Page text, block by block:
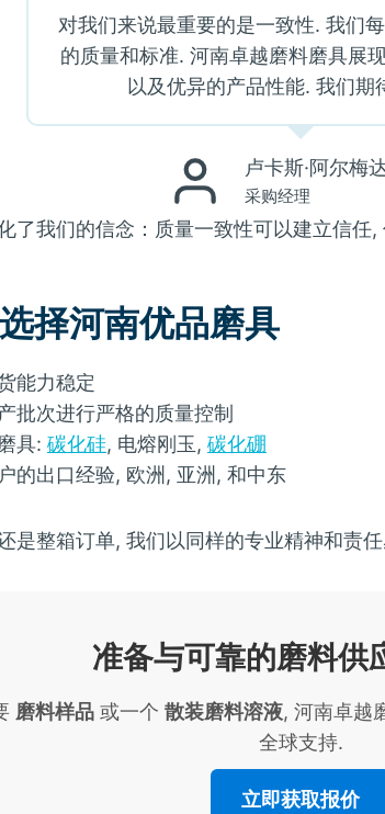
对我们来说最重要的是一致性. 我们
的质量和标准. 河南卓越磨料磨具展
以及优异的产品性能. 我们期
卢卡斯·阿尔梅
采购经理
了我们的信念：质量一致性可以建立信任
择河南优品磨具
能力稳定
批次进行严格的质量控制
具: 碳化硅, 电熔刚玉, 碳化硼
的出口经验, 欧洲, 亚洲, 和中东
是整箱订单, 我们以同样的专业精神和责
准备与可靠的磨料供
磨料样品或一个 散装磨料溶液, 河南卓越
全球支持.
立即获取报价